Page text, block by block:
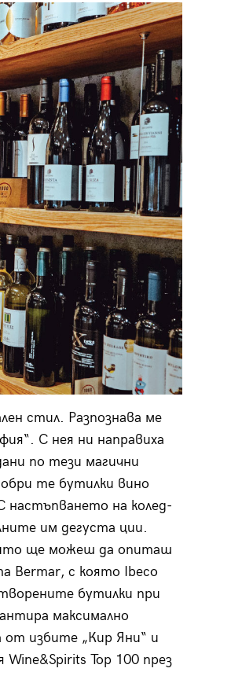
стил. Разпознава­ ме
С нея ни направиха
по тези магични
те бутилки вино
настъпването на колед­
им дегуста­ ции.
ще можеш да опиташ
Bermar, с която Ibeco
бутилки при
максимално
от избите „Кир Яни“ и
Top 100 през